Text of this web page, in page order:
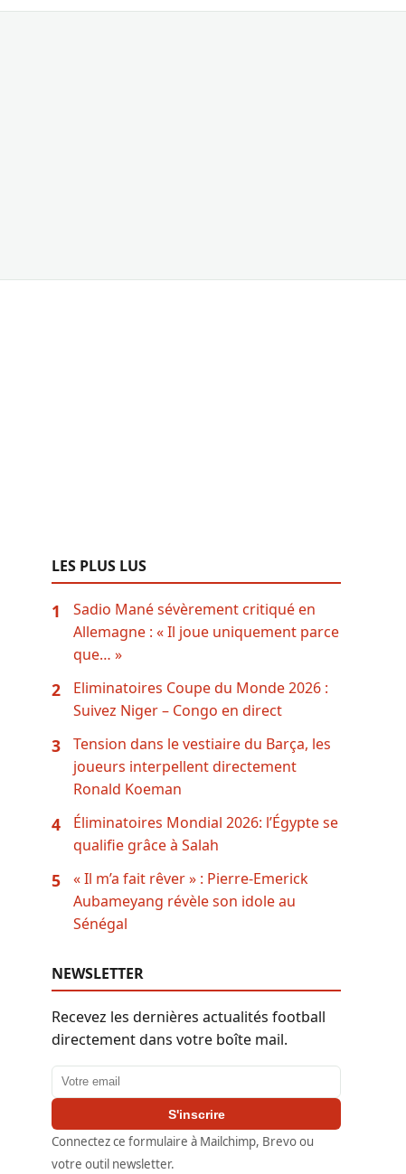
LES PLUS LUS
1
Sadio Mané sévèrement critiqué en
Allemagne : « Il joue uniquement parce
que… »
2
Eliminatoires Coupe du Monde 2026 :
Suivez Niger – Congo en direct
3
Tension dans le vestiaire du Barça, les
joueurs interpellent directement
Ronald Koeman
4
Éliminatoires Mondial 2026: l’Égypte se
qualifie grâce à Salah
5
« Il m’a fait rêver » : Pierre-Emerick
Aubameyang révèle son idole au
Sénégal
NEWSLETTER
Recevez les dernières actualités football
directement dans votre boîte mail.
Adresse email
S'inscrire
Connectez ce formulaire à Mailchimp, Brevo ou
votre outil newsletter.